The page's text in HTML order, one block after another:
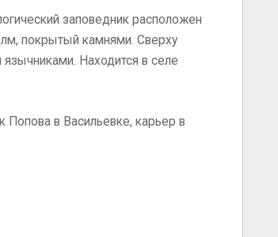
заповедник расположен
покрытый камнями. Сверху
Находится в селе
в Васильевке, карьер в